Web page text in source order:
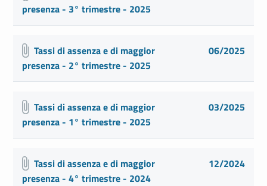
presenza - 3° trimestre - 2025
Tassi di assenza e di maggior
presenza - 2° trimestre - 2025
06/2025
Tassi di assenza e di maggior
presenza - 1° trimestre - 2025
03/2025
Tassi di assenza e di maggior
presenza - 4° trimestre - 2024
12/2024